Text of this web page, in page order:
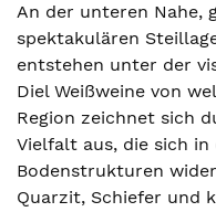
An der unteren Nahe,
spektakulären
entstehen unter der
Diel Weißweine von
Region zeichnet sich
Vielfalt aus, die sich
Bodenstrukturen
Quarzit, Schiefer und